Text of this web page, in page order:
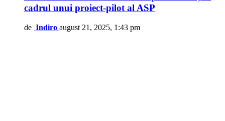
cadrul unui proiect-pilot al ASP
de Indiro august 21, 2025, 1:43 pm